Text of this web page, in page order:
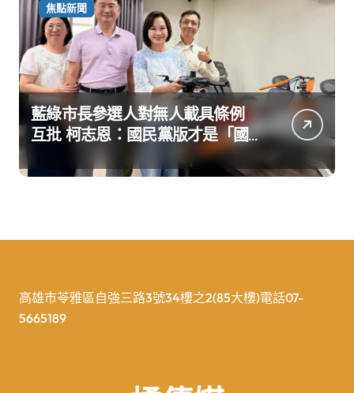
焦點新聞
藍綠市長參選人對無人載具條例
互批 柯志恩：國民黨版才是「國
防+產業」務實版
高雄市苓雅區自強三路3號34樓之2(85大樓)電話07-
5665189